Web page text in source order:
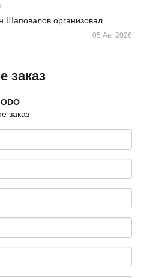
Шаповалов организовал
05 Авг 2026
заказ
заказ